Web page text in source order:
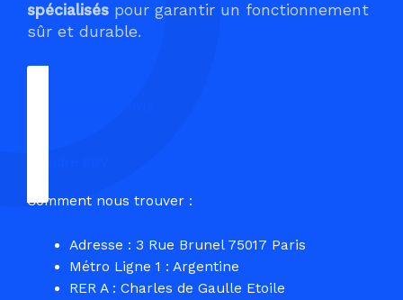
spécialisés pour garantir un fonctionnement
sûr et durable.
Comment nous trouver :
Adresse : 3 Rue Brunel 75017 Paris
Métro Ligne 1 : Argentine
RER A : Charles de Gaulle Etoile